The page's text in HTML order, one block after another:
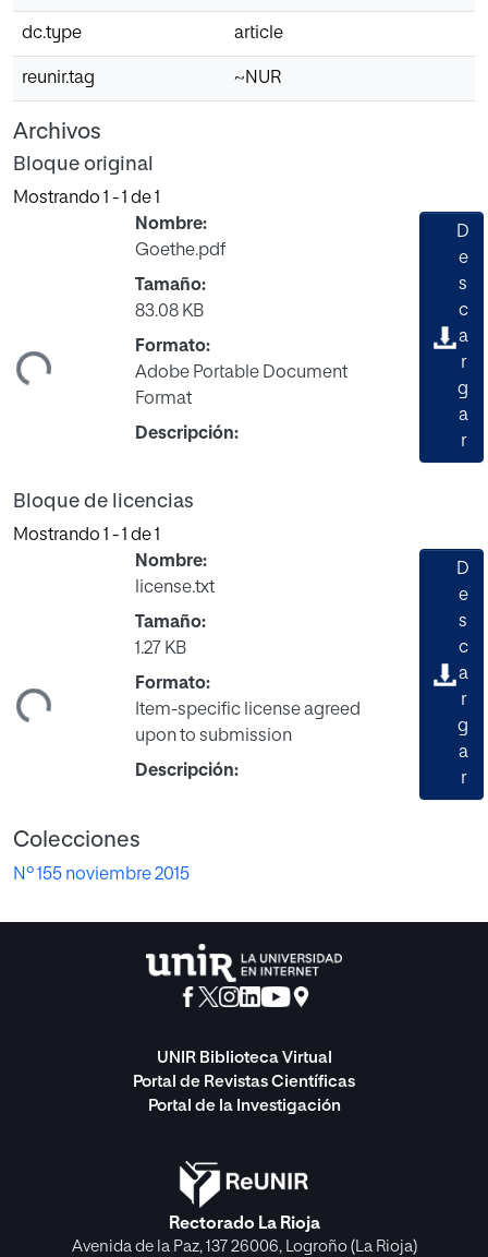
dc.type article
reunir.tag ~NUR
Archivos
Bloque original
Mostrando 1 - 1 de 1
Nombre:
Goethe.pdf
Tamaño:
83.08 KB
Formato:
Adobe Portable Document
Format
Descripción:
D
e
s
c
a
r
g
a
r
Bloque de licencias
Mostrando 1 - 1 de 1
Nombre:
license.txt
Tamaño:
1.27 KB
Formato:
Item-specific license agreed
upon to submission
Descripción:
D
e
s
c
a
r
g
a
r
Colecciones
Nº 155 noviembre 2015
UNIR Biblioteca Virtual
Portal de Revistas Científicas
Portal de la Investigación
Rectorado La Rioja
Avenida de la Paz, 137 26006, Logroño (La Rioja)